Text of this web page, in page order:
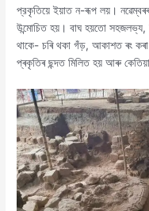
প্রকৃতিয়ে ইয়াত ন-ৰূপ লয়। নৱেম্বৰৰ
উন্মোচিত হয়। বাঘ হয়তো সহজলভ্য,
থাকে- চৰি থকা গঁড়, আকাশত ৰং
প্ৰকৃতিৰ ছন্দত মিলিত হয় আৰু